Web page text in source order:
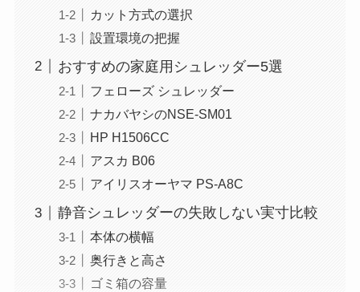
カット方式の選択
設置環境の把握
おすすめの家庭用シュレッダー5選
フェローズ シュレッダー
ナカバヤシのNSE-SM01
HP H1506CC
アスカ B06
アイリスオーヤマ PS-A8C
静音シュレッダーの失敗しない実寸比較
本体の横幅
奥行きと高さ
ゴミ箱の容量